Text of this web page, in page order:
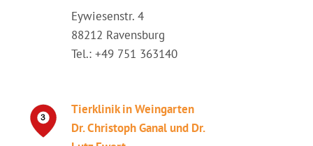
Eywiesenstr. 4
88212 Ravensburg
Tel.: +49 751 363140
Tierklinik in Weingarten
Dr. Christoph Ganal und Dr.